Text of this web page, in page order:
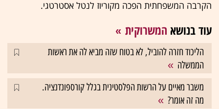
הקרבה המשפחתית הפכה מקוריוז לנטל אסטרטגי.
עוד בנושא המשרוקית
הליכוד חזרה להוביל, לא בטוח שזה מביא לה את ראשות
הממשלה
משבר מאיים על הרשות הפלסטינית בגלל קורספונדנציה.
מה זה אומר?